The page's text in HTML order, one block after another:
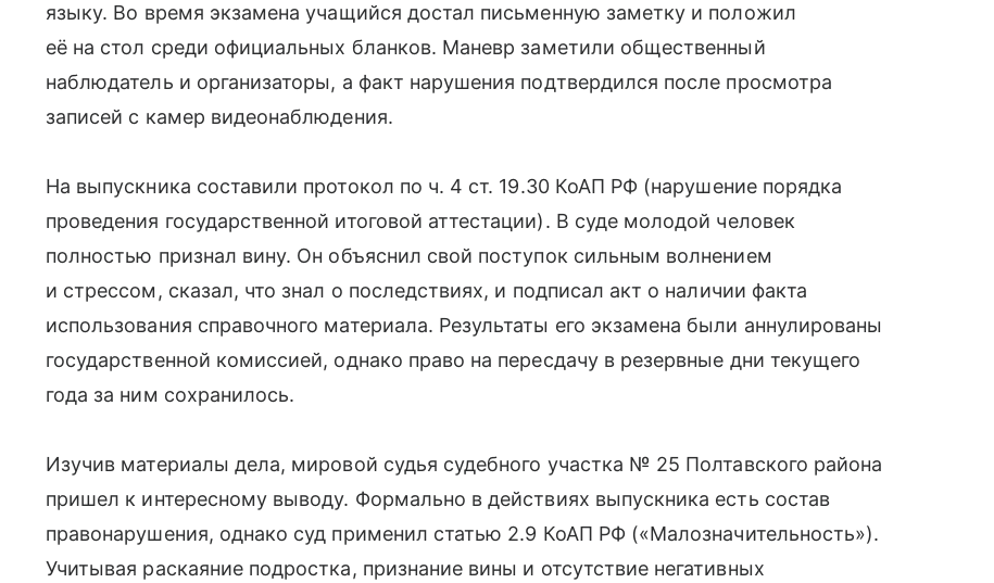
языку. Во время экзамена учащийся достал письменную заметку и положил
её на стол среди официальных бланков. Маневр заметили общественный
наблюдатель и организаторы, а факт нарушения подтвердился после просмотра
записей с камер видеонаблюдения.
На выпускника составили протокол по ч. 4 ст. 19.30 КоАП РФ (нарушение порядка
проведения государственной итоговой аттестации). В суде молодой человек
полностью признал вину. Он объяснил свой поступок сильным волнением
и стрессом, сказал, что знал о последствиях, и подписал акт о наличии факта
использования справочного материала. Результаты его экзамена были аннулированы
государственной комиссией, однако право на пересдачу в резервные дни текущего
года за ним сохранилось.
Изучив материалы дела, мировой судья судебного участка № 25 Полтавского района
пришел к интересному выводу. Формально в действиях выпускника есть состав
правонарушения, однако суд применил статью 2.9 КоАП РФ («Малозначительность»).
Учитывая раскаяние подростка, признание вины и отсутствие негативных